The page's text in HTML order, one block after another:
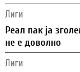
Лиги
Реал пак ја
не е доволно
Лиги